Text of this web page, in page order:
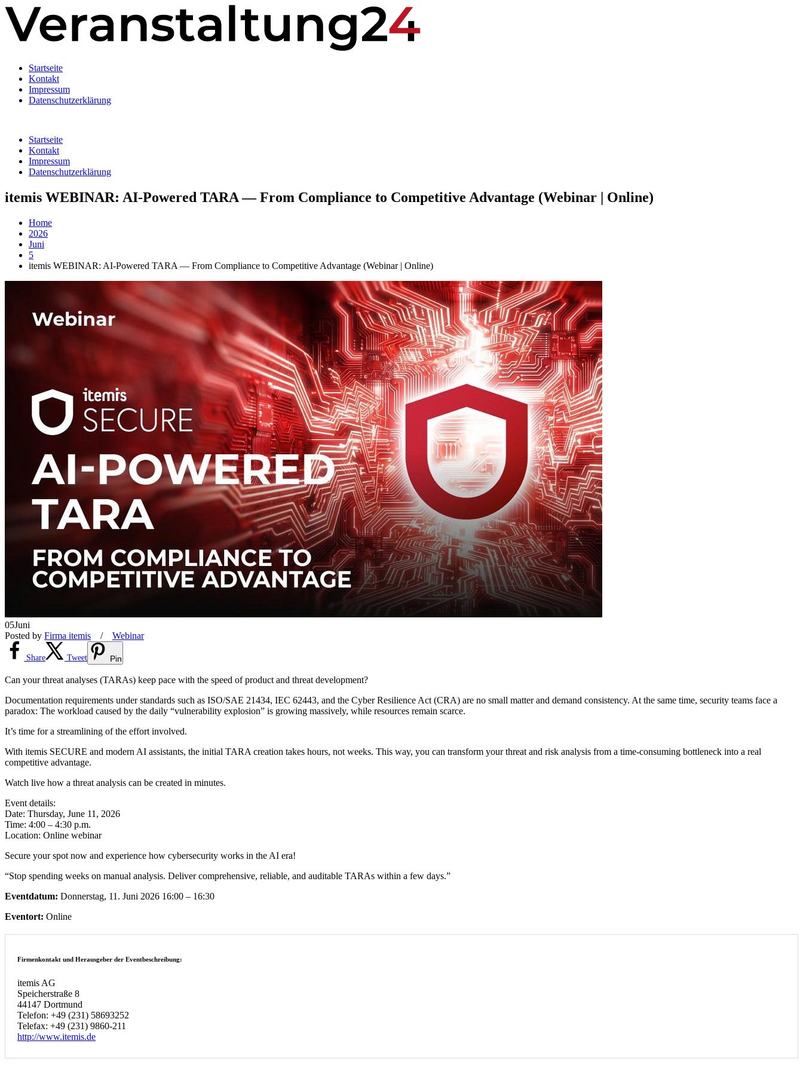
Startseite
Kontakt
Impressum
Datenschutzerklärung
Startseite
Kontakt
Impressum
Datenschutzerklärung
itemis WEBINAR: AI-Powered TARA — From Compliance to Competitive Advantage (Webinar | Online)
Home
2026
Juni
5
itemis WEBINAR: AI-Powered TARA — From Compliance to Competitive Advantage (Webinar | Online)
05Juni
Posted by Firma itemis / Webinar
Share Tweet Pin
Can your threat analyses (TARAs) keep pace with the speed of product and threat development?
Documentation requirements under standards such as ISO/SAE 21434, IEC 62443, and the Cyber Resilience Act (CRA) are no small matter and demand consistency. At the same time, security teams face a
paradox: The workload caused by the daily “vulnerability explosion” is growing massively, while resources remain scarce.
It’s time for a streamlining of the effort involved.
With itemis SECURE and modern AI assistants, the initial TARA creation takes hours, not weeks. This way, you can transform your threat and risk analysis from a time-consuming bottleneck into a real
competitive advantage.
Watch live how a threat analysis can be created in minutes.
Event details:
Date: Thursday, June 11, 2026
Time: 4:00 – 4:30 p.m.
Location: Online webinar
Secure your spot now and experience how cybersecurity works in the AI era!
“Stop spending weeks on manual analysis. Deliver comprehensive, reliable, and auditable TARAs within a few days.”
Eventdatum: Donnerstag, 11. Juni 2026 16:00 – 16:30
Eventort: Online
Firmenkontakt und Herausgeber der Eventbeschreibung:
itemis AG
Speicherstraße 8
44147 Dortmund
Telefon: +49 (231) 58693252
Telefax: +49 (231) 9860-211
http://www.itemis.de